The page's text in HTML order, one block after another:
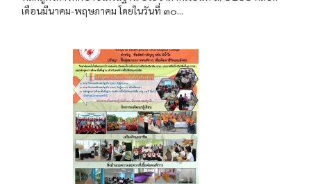
เดือนมีนาคม-พฤษภาคม โดยในวันที่ ๓๐...